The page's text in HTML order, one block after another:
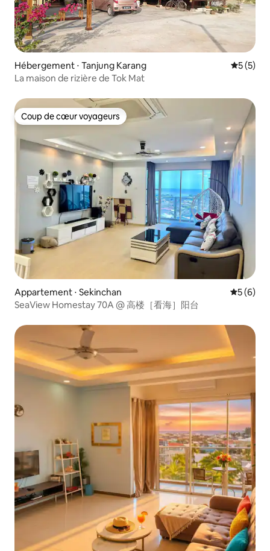
Hébergement ⋅ Tanjung Karang
5 (5)
La maison de rizière de Tok Mat
Coup de cœur voyageurs
Coup de cœur voyageurs
Appartement ⋅ Sekinchan
5 (6)
SeaView Homestay 70A @ 高楼［看海］阳台